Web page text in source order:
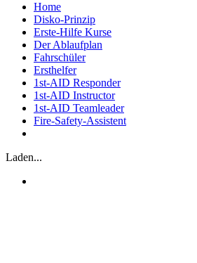
Home
Disko-Prinzip
Erste-Hilfe Kurse
Der Ablaufplan
Fahrschüler
Ersthelfer
1st-AID Responder
1st-AID Instructor
1st-AID Teamleader
Fire-Safety-Assistent
Laden...